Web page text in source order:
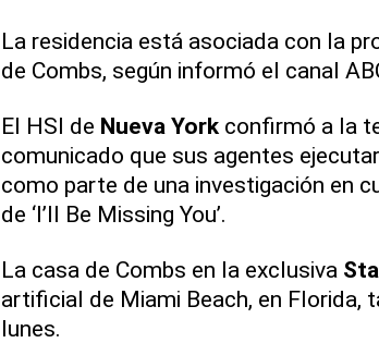
La residencia está asociada con la
de Combs, según informó el canal
El HSI de Nueva Yorkconfirmó a la
comunicado que sus agentes
como parte de una investigación en
de ‘I’ll Be Missing You’.
La casa de Combs en la exclusiva
artificial de Miami Beach, en Florida,
lunes.